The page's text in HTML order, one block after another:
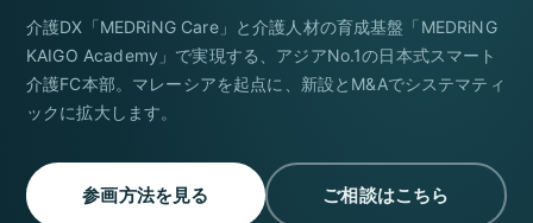
介護DX「MEDRiNG Care」と介護人材の育成基盤「MEDRiNG
KAIGO Academy」で実現する、アジアNo.1の日本式スマート
介護FC本部。マレーシアを起点に、新設とM&Aでシステマティ
ックに拡大します。
参画方法を見る ご相談はこちら